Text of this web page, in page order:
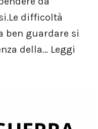
difficoltà
ben guardare si
della… Leggi